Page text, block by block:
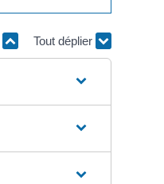
Tout déplier